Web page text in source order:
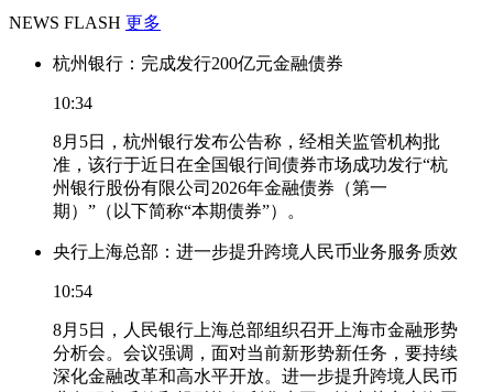
NEWS FLASH 更多
杭州银行：完成发行200亿元金融债券
10:34
8月5日，杭州银行发布公告称，经相关监管机构批
准，该行于近日在全国银行间债券市场成功发行“杭
州银行股份有限公司2026年金融债券（第一
期）”（以下简称“本期债券”）。
央行上海总部：进一步提升跨境人民币业务服务质效
10:54
8月5日，人民银行上海总部组织召开上海市金融形势
分析会。会议强调，面对当前新形势新任务，要持续
深化金融改革和高水平开放。进一步提升跨境人民币